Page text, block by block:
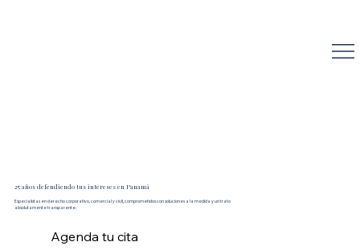
25 años defendiendo tus intereses en Panamá
Especialistas en derecho corporativo, comercial y civil, comprometidos con soluciones a la medida y un trato
absolutamente transparente.
Agenda tu cita